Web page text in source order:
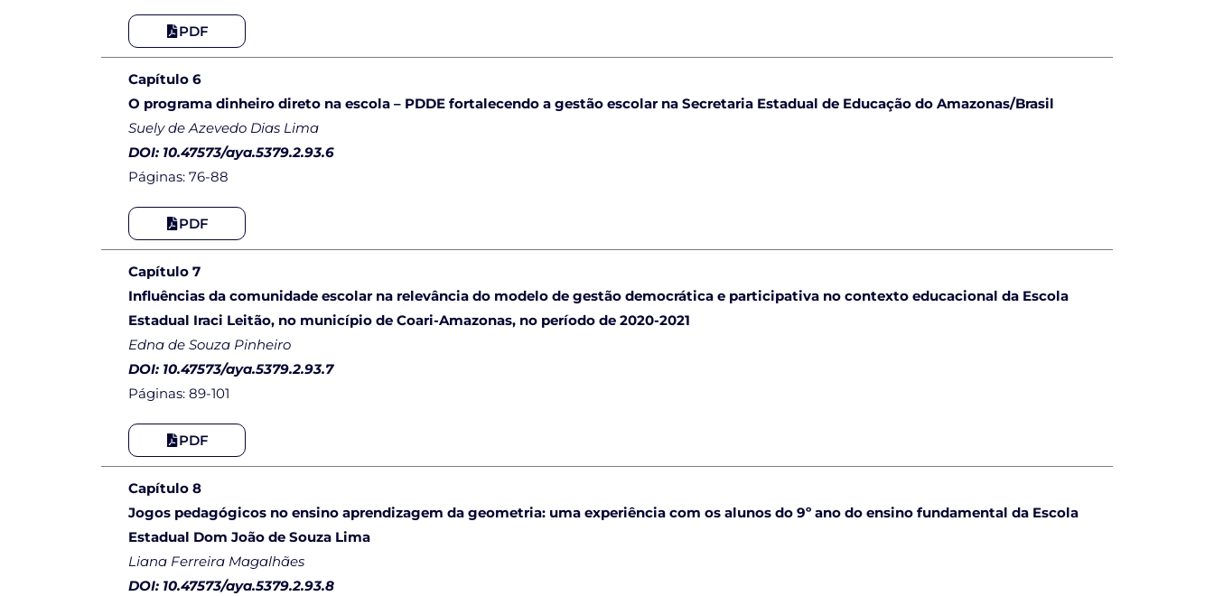
PDF
Capítulo 6
O programa dinheiro direto na escola – PDDE fortalecendo a gestão escolar na Secretaria Estadual de Educação do Amazonas/Brasil
Suely de Azevedo Dias Lima
DOI: 10.47573/aya.5379.2.93.6
Páginas: 76-88
PDF
Capítulo 7
Influências da comunidade escolar na relevância do modelo de gestão democrática e participativa no contexto educacional da Escola
Estadual Iraci Leitão, no município de Coari-Amazonas, no período de 2020-2021
Edna de Souza Pinheiro
DOI: 10.47573/aya.5379.2.93.7
Páginas: 89-101
PDF
Capítulo 8
Jogos pedagógicos no ensino aprendizagem da geometria: uma experiência com os alunos do 9º ano do ensino fundamental da Escola
Estadual Dom João de Souza Lima
Liana Ferreira Magalhães
DOI: 10.47573/aya.5379.2.93.8